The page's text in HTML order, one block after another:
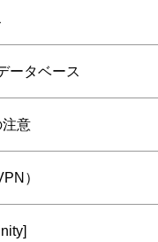
ータベース
意
）